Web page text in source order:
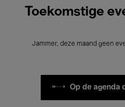
Toekomstige
Jammer, deze maand geen
Op de agenda